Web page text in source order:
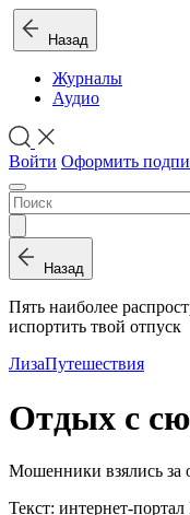
Назад
Журналы
Аудио
Войти Оформить
Назад
Пять наиболее
испортить твой отпуск
ЛизаПутешествия
Отдых с
Мошенники взялись за
Текст: интернет-